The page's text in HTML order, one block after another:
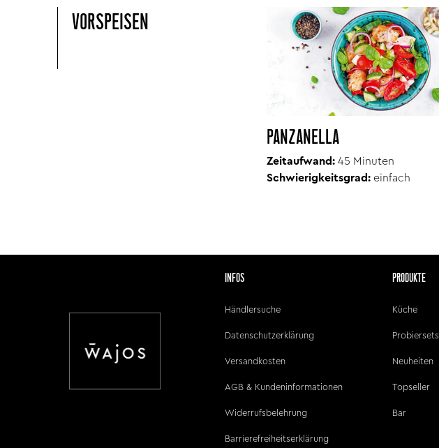
VORSPEISEN
PANZANELLA
Zeitaufwand: 45 Minuten
Schwierigkeitsgrad: einfach
INFOS
Händlersuche
Datenschutzerklärung
Versandkosten
AGB & Kundeninformationen
Widerrufsbelehrung
Barrierefreiheitserklärung
PRODUKTE
Küche
Probiersets
Neuheiten
Topseller
Bar